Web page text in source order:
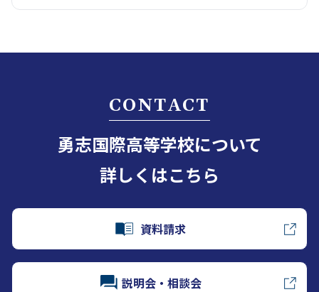
CONTACT
勇志国際高等学校について
詳しくはこちら
資料請求
説明会・相談会